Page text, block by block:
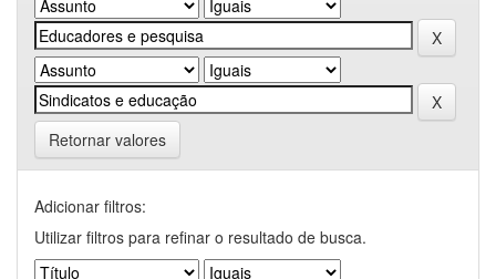
Retornar valores
Adicionar filtros:
Utilizar filtros para refinar o resultado de busca.